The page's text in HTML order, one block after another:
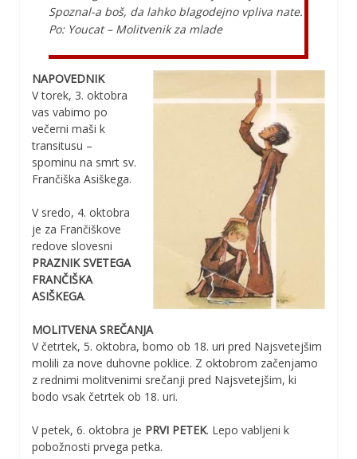
Spoznal-a boš, da lahko blagodejno vpliva nate.
Po: Youcat – Molitvenik za mlade
NAPOVEDNIK
V torek, 3. oktobra
vas vabimo po
večerni maši k
transitusu –
spominu na smrt sv.
Frančiška Asiškega.
V sredo, 4. oktobra
je za Frančiškove
redove slovesni
PRAZNIK SVETEGA
FRANČIŠKA
ASIŠKEGA.
MOLITVENA SREČANJA
V četrtek, 5. oktobra, bomo ob 18. uri pred Najsvetejšim
molili za nove duhovne poklice. Z oktobrom začenjamo
z rednimi molitvenimi srečanji pred Najsvetejšim, ki
bodo vsak četrtek ob 18. uri.
V petek, 6. oktobra je PRVI PETEK. Lepo vabljeni k
pobožnosti prvega petka.